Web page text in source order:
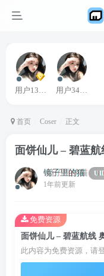
用户13363664 用户34807881
首页 Coser 正文
面饼仙儿 – 碧蓝
镜子里的猫
1年前更新
面饼仙儿 – 碧蓝航线
此内容为免费资源，请
免费资源